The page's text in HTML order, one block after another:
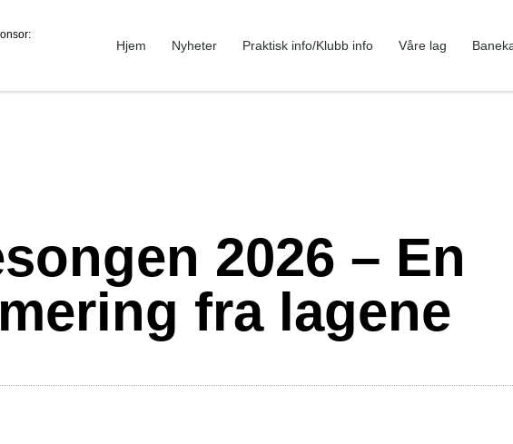
Hjem Nyheter Praktisk info/Klubb info Våre lag
2026 – En
fra lagene